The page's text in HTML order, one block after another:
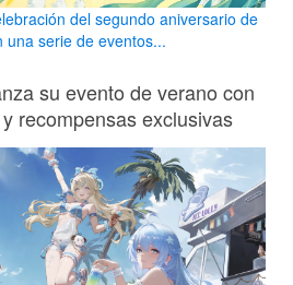
del segundo aniversario de
una serie de eventos...
su evento de verano con
recompensas exclusivas